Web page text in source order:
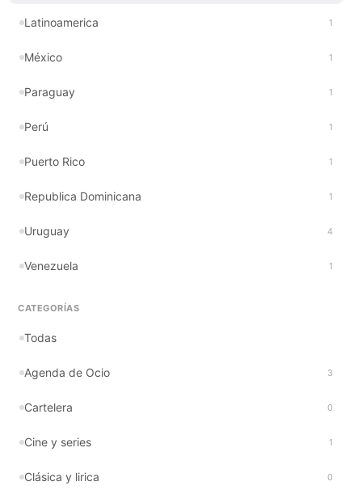
Latinoamerica 1
México 1
Paraguay 1
Perú 1
Puerto Rico 1
Republica Dominicana 1
Uruguay 4
Venezuela 1
CATEGORÍAS
Todas
Agenda de Ocio 3
Cartelera 0
Cine y series 1
Clásica y lirica 0